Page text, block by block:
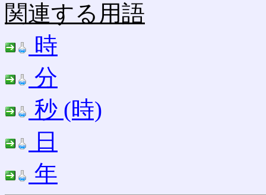
関連する用語
時
分
秒 (時)
日
年